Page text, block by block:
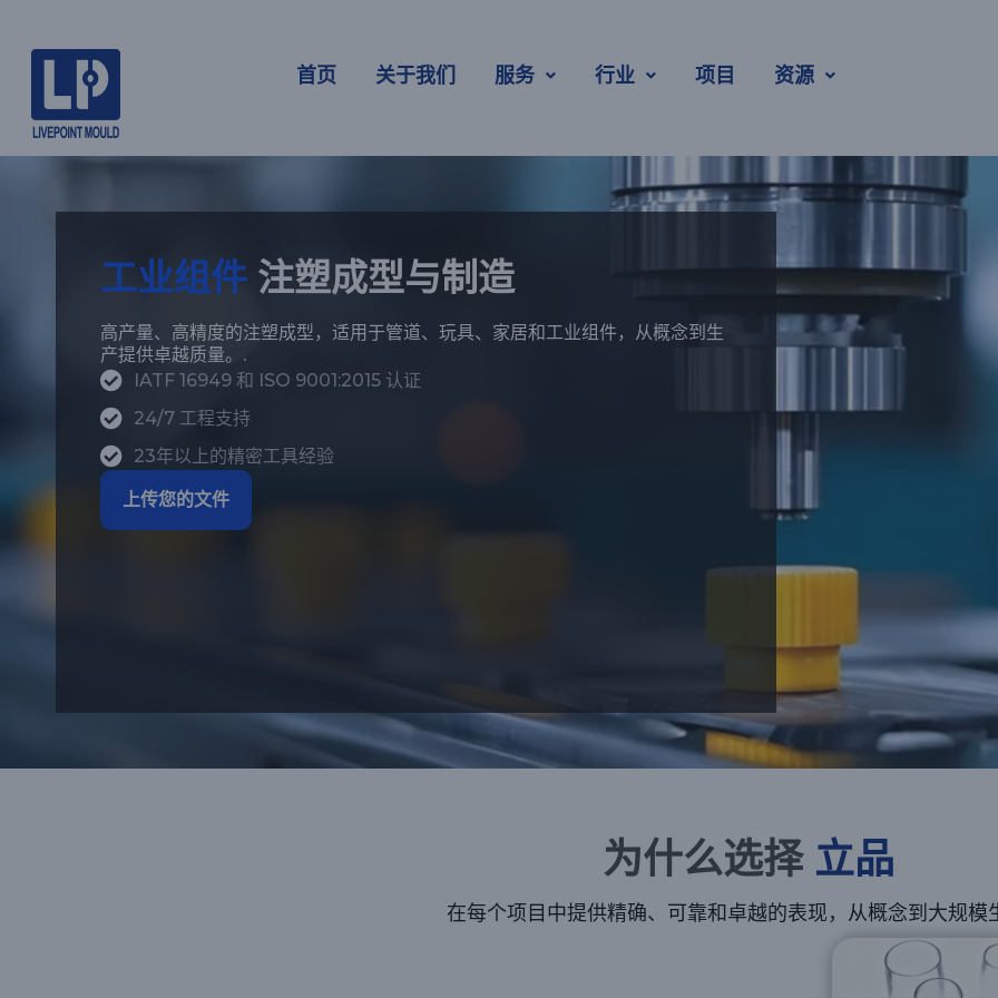
首页 关于我们 服务 行业 项目 资源
工业组件
工业组件 注塑成型与制造
高产量、高精度的注塑成型，适用于管道、玩具、家居和工业组件，从概念到生
产提供卓越质量。.
IATF 16949 和 ISO 9001:2015 认证
24/7 工程支持
23年以上的精密工具经验
上传您的文件
为什么选择 立品
在每个项目中提供精确、可靠和卓越的表现，从概念到大规模